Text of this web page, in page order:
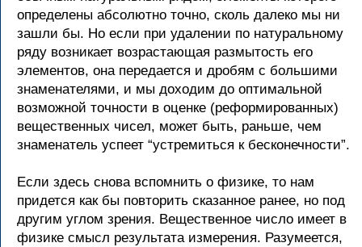
определены абсолютно точно, сколь далеко мы ни
зашли бы. Но если при удалении по натуральному
ряду возникает возрастающая размытость его
элементов, она передается и дробям с большими
знаменателями, и мы доходим до оптимальной
возможной точности в оценке (реформированных)
вещественных чисел, может быть, раньше, чем
знаменатель успеет “устремиться к бесконечности”.
Если здесь снова вспомнить о физике, то нам
придется как бы повторить сказанное ранее, но под
другим углом зрения. Вещественное число имеет в
физике смысл результата измерения. Разумеется,